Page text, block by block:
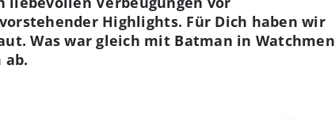
Highlights. Für Dich haben wir
Was war gleich mit Batman in Watchmen
ab.